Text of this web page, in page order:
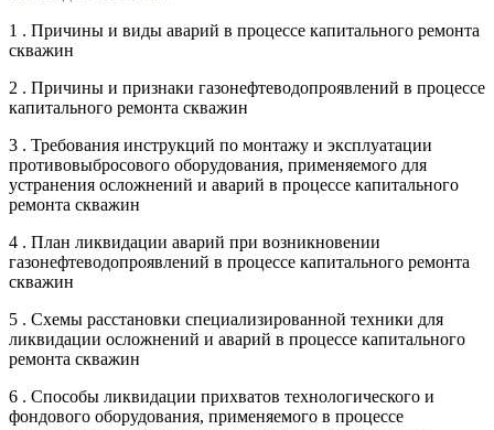
1 . Причины и виды аварий в процессе капитального ремонта
скважин
2 . Причины и признаки газонефтеводопроявлений в процессе
капитального ремонта скважин
3 . Требования инструкций по монтажу и эксплуатации
противовыбросового оборудования, применяемого для
устранения осложнений и аварий в процессе капитального
ремонта скважин
4 . План ликвидации аварий при возникновении
газонефтеводопроявлений в процессе капитального ремонта
скважин
5 . Схемы расстановки специализированной техники для
ликвидации осложнений и аварий в процессе капитального
ремонта скважин
6 . Способы ликвидации прихватов технологического и
фондового оборудования, применяемого в процессе